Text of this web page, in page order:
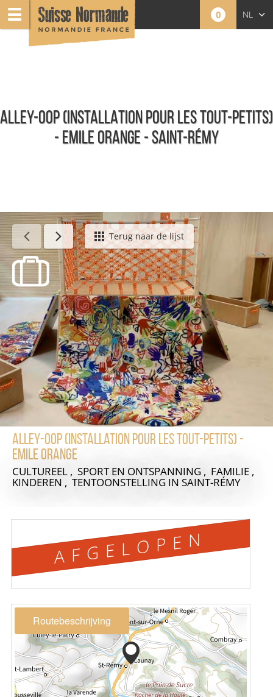
0 NL
ALLEY-OOP (INSTALLATION POUR LES TOUT-PETITS)
- EMILE ORANGE - SAINT-RÉMY
Agenda - NederlandsTerug naar de lijst
Alley-Oop (installation pour les tout-petits) -
Emile Orange
CULTUREEL , SPORT EN ONTSPANNING , FAMILIE ,
KINDEREN , TENTOONSTELLING IN SAINT-RÉMY
AFGELOPEN
Routebeschrijving